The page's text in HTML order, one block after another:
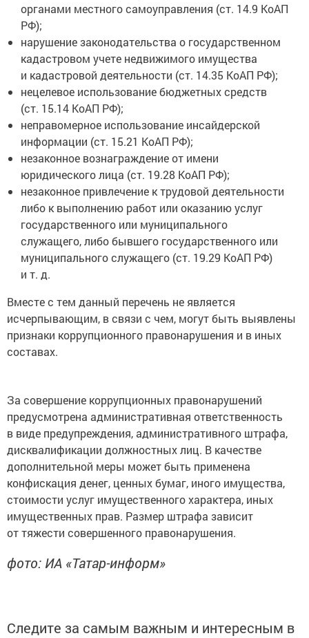
органами местного самоуправления (ст. 14.9 КоАП
РФ);
нарушение законодательства о государственном
кадастровом учете недвижимого имущества
и кадастровой деятельности (ст. 14.35 КоАП РФ);
нецелевое использование бюджетных средств
(ст. 15.14 КоАП РФ);
неправомерное использование инсайдерской
информации (ст. 15.21 КоАП РФ);
незаконное вознаграждение от имени
юридического лица (ст. 19.28 КоАП РФ);
незаконное привлечение к трудовой деятельности
либо к выполнению работ или оказанию услуг
государственного или муниципального
служащего, либо бывшего государственного или
муниципального служащего (ст. 19.29 КоАП РФ)
и т. д.
Вместе с тем данный перечень не является
исчерпывающим, в связи с чем, могут быть выявлены
признаки коррупционного правонарушения и в иных
составах.
За совершение коррупционных правонарушений
предусмотрена административная ответственность
в виде предупреждения, административного штрафа,
дисквалификации должностных лиц. В качестве
дополнительной меры может быть применена
конфискация денег, ценных бумаг, иного имущества,
стоимости услуг имущественного характера, иных
имущественных прав. Размер штрафа зависит
от тяжести совершенного правонарушения.
фото: ИА «Татар-информ»
Следите за самым важным и интересным в